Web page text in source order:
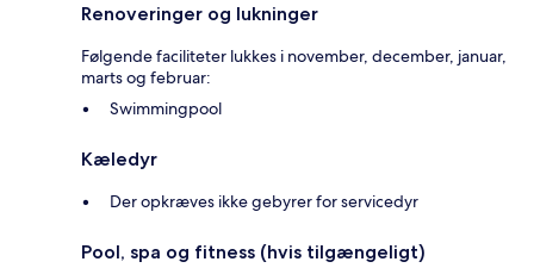
Renoveringer og lukninger
Følgende faciliteter lukkes i november, december, januar,
marts og februar:
Swimmingpool
Kæledyr
Der opkræves ikke gebyrer for servicedyr
Pool, spa og fitness (hvis tilgængeligt)